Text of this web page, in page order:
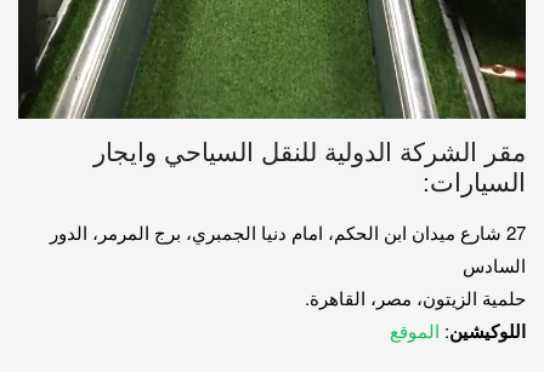
مقر الشركة الدولية للنقل السياحي وايجار
السيارات:
27 شارع ميدان ابن الحكم، امام دنيا الجمبري، برج المرمر، الدور
السادس
حلمية الزيتون، مصر، القاهرة.
اللوكيشين: الموقع